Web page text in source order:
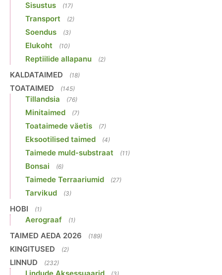
Sisustus (17)
Transport (2)
Soendus (3)
Elukoht (10)
Reptiilide allapanu (2)
KALDATAIMED (18)
TOATAIMED (145)
Tillandsia (76)
Minitaimed (7)
Toataimede väetis (7)
Eksootilised taimed (4)
Taimede muld-substraat (11)
Bonsai (6)
Taimede Terraariumid (27)
Tarvikud (3)
HOBI (1)
Aerograaf (1)
TAIMED AEDA 2026 (189)
KINGITUSED (2)
LINNUD (232)